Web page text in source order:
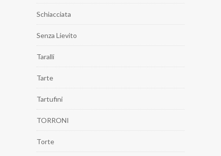
Schiacciata
Senza Lievito
Taralli
Tarte
Tartufini
TORRONI
Torte